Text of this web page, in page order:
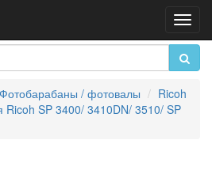
Фотобарабаны / фотовалы
Ricoh
Ricoh SP 3400/ 3410DN/ 3510/ SP